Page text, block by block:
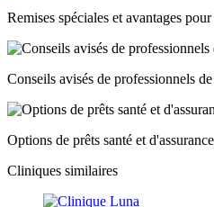
Remises spéciales et avantages
Conseils avisés de professionnels
Options de prêts santé et
Cliniques similaires